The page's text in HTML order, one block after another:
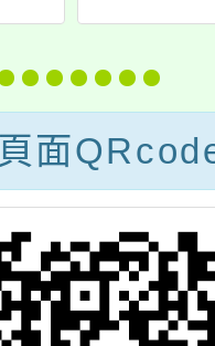
學
導
習輔
研習
習績
實
頁面